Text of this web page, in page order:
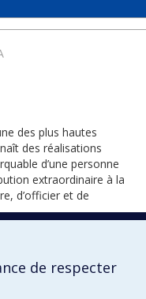
des plus hautes
des réalisations
d’une personne
extraordinaire à la
d’officier et de
de respecter